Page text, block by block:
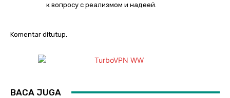
к вопросу с реализмом и надеей.
Komentar ditutup.
BACA JUGA